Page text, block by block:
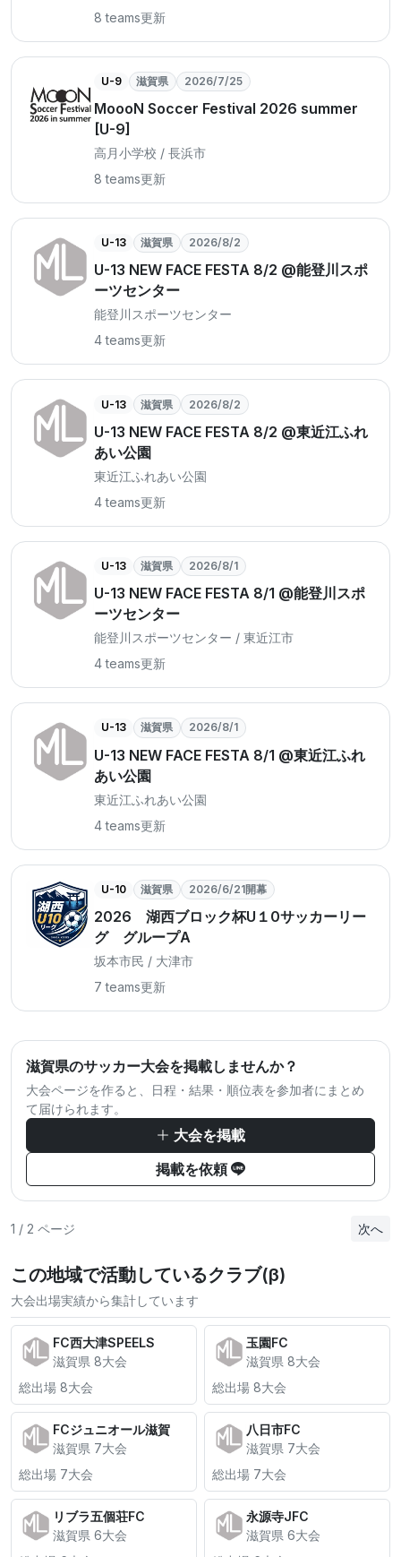
8 teams更新
U-9 滋賀県 2026/7/25
MoooN Soccer Festival 2026 summer
[U-9]
高月小学校 / 長浜市
8 teams更新
U-13 滋賀県 2026/8/2
U-13 NEW FACE FESTA 8/2 @能登川スポ
ーツセンター
能登川スポーツセンター
4 teams更新
U-13 滋賀県 2026/8/2
U-13 NEW FACE FESTA 8/2 @東近江ふれ
あい公園
東近江ふれあい公園
4 teams更新
U-13 滋賀県 2026/8/1
U-13 NEW FACE FESTA 8/1 @能登川スポ
ーツセンター
能登川スポーツセンター / 東近江市
4 teams更新
U-13 滋賀県 2026/8/1
U-13 NEW FACE FESTA 8/1 @東近江ふれ
あい公園
東近江ふれあい公園
4 teams更新
U-10 滋賀県 2026/6/21開幕
2026 湖西ブロック杯U１0サッカーリー
グ グループA
坂本市民 / 大津市
7 teams更新
滋賀県のサッカー大会を掲載しませんか？
大会ページを作ると、日程・結果・順位表を参加者にまとめ
て届けられます。
大会を掲載
掲載を依頼
1 / 2 ページ 次へ
この地域で活動しているクラブ(β)
大会出場実績から集計しています
FC西大津SPEELS
滋賀県 8大会
総出場 8大会
玉園FC
滋賀県 8大会
総出場 8大会
FCジュニオール滋賀
滋賀県 7大会
総出場 7大会
八日市FC
滋賀県 7大会
総出場 7大会
リブラ五個荘FC
滋賀県 6大会
永源寺JFC
滋賀県 6大会